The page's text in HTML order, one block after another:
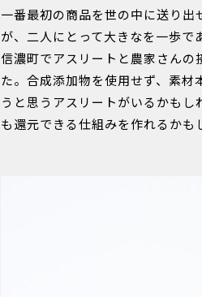
一番最初の商品を世の中に送り
が、二人にとって大きなを一歩で
信濃町でアスリートと農家さん
た。合成添加物を使用せず、素
うと思うアスリートがいるかも
も還元できる仕組みを作れるかも